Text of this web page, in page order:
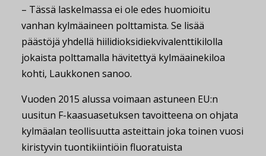
– Tässä laskelmassa ei ole edes huomioitu
vanhan kylmäaineen polttamista. Se lisää
päästöjä yhdellä hiilidioksidiekvivalenttikilolla
jokaista polttamalla hävitettyä kylmäainekiloa
kohti, Laukkonen sanoo.
Vuoden 2015 alussa voimaan astuneen EU:n
uusitun F-kaasuasetuksen tavoitteena on ohjata
kylmäalan teollisuutta asteittain joka toinen vuosi
kiristyvin tuontikiintiöin fluoratuista